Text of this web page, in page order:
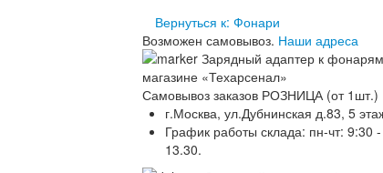
Вернуться к: Фонари
Возможен самовывоз. Наши адреса
Самовывоз заказов РОЗНИЦА (от 1шт.)
г.Москва, ул.Дубнинская д.83, 5
График работы склада: пн-чт: 9:30
13.30.